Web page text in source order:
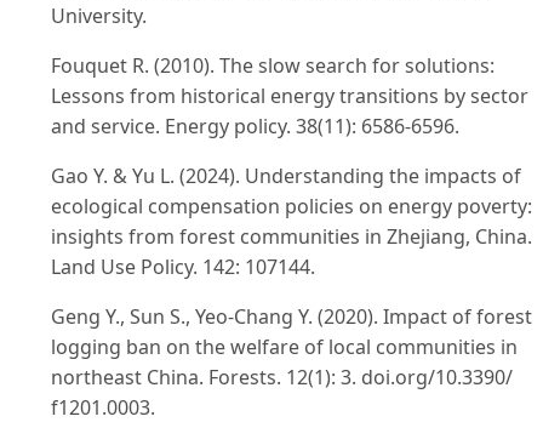
University.
Fouquet R. (2010). The slow search for solutions:
Lessons from historical energy transitions by sector
and service. Energy policy. 38(11): 6586-6596.
Gao Y. & Yu L. (2024). Understanding the impacts of
ecological compensation policies on energy poverty:
insights from forest communities in Zhejiang, China.
Land Use Policy. 142: 107144.
Geng Y., Sun S., Yeo-Chang Y. (2020). Impact of forest
logging ban on the welfare of local communities in
northeast China. Forests. 12(1): 3. doi.org/10.3390/
f1201.0003.